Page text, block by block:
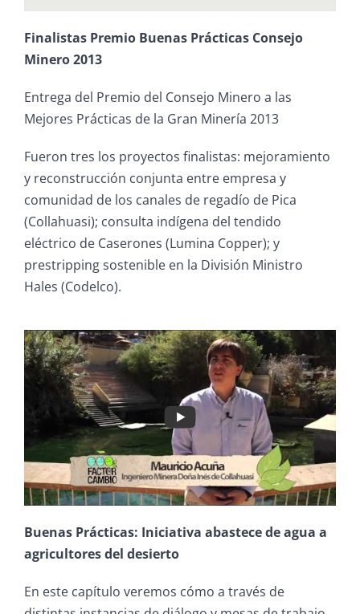
Finalistas Premio Buenas Prácticas Consejo
Minero 2013
Entrega del Premio del Consejo Minero a las
Mejores Prácticas de la Gran Minería 2013
Fueron tres los proyectos finalistas: mejoramiento
y reconstrucción conjunta entre empresa y
comunidad de los canales de regadío de Pica
(Collahuasi); consulta indígena del tendido
eléctrico de Caserones (Lumina Copper); y
prestripping sostenible en la División Ministro
Hales (Codelco).
Buenas Prácticas: Iniciativa abastece de agua a
agricultores del desierto
En este capítulo veremos cómo a través de